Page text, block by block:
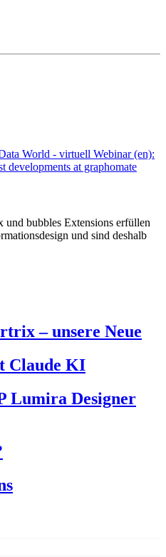
World - virtuell Webinar (en):
developments at graphomate
und bubbles Extensions erfüllen
und sind deshalb
– unsere Neue
Claude KI
Lumira Designer